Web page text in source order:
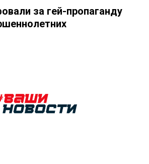
за гей-пропаганду